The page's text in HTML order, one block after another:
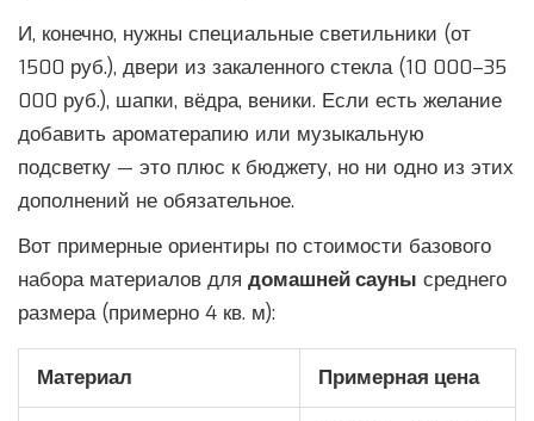
И, конечно, нужны специальные светильники (от
1500 руб.), двери из закаленного стекла (10 000–35
000 руб.), шапки, вёдра, веники. Если есть желание
добавить ароматерапию или музыкальную
подсветку — это плюс к бюджету, но ни одно из этих
дополнений не обязательное.
Вот примерные ориентиры по стоимости базового
набора материалов для домашней сауны среднего
размера (примерно 4 кв. м):
Материал Примерная цена